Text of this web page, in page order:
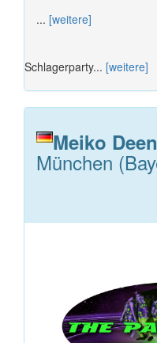
... [weitere]
Schlagerparty... [weitere]
Meiko Deen
München